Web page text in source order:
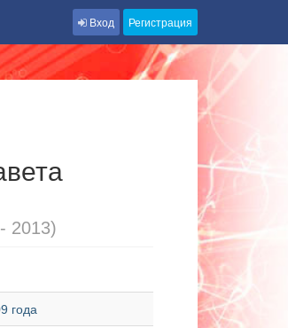
Вход Регистрация
2013)
года